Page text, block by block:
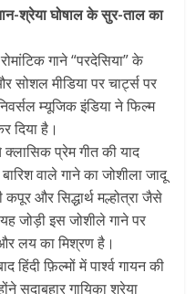
श्रेया घोषाल के सुर-ताल का
गाने “परदेसिया” के
सोशल मीडिया पर चार्ट्स पर
म्यूजिक इंडिया ने फिल्म
दिया है।
क्लासिक प्रेम गीत की याद
बारिश वाले गाने का जोशीला जादू
और सिद्धार्थ मल्होत्रा जैसे
जोड़ी इस जोशीले गाने पर
लय का मिश्रण है।
हिंदी फ़िल्मों में पार्श्व गायन की
सदाबहार गायिका श्रेया